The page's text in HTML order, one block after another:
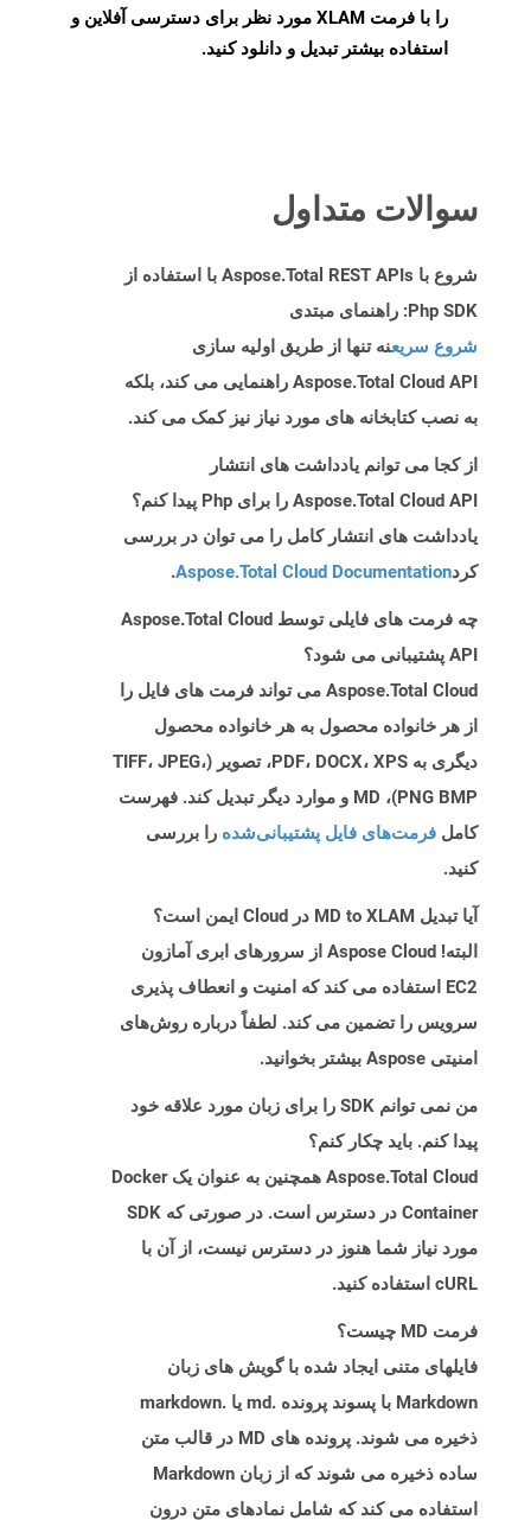
را با فرمت XLAM مورد نظر برای دسترسی آفلاین و
استفاده بیشتر تبدیل و دانلود کنید.
سوالات متداول
شروع با Aspose.Total REST APIs با استفاده از
Php SDK: راهنمای مبتدی
شروع سریعنه تنها از طریق اولیه سازی
Aspose.Total Cloud API راهنمایی می کند، بلکه
به نصب کتابخانه های مورد نیاز نیز کمک می کند.
از کجا می توانم یادداشت های انتشار
Aspose.Total Cloud API را برای Php پیدا کنم؟
یادداشت های انتشار کامل را می توان در بررسی
کردAspose.Total Cloud Documentation
.
چه فرمت های فایلی توسط Aspose.Total Cloud
API پشتیبانی می شود؟
Aspose.Total Cloud می تواند فرمت های فایل را
از هر خانواده محصول به هر خانواده محصول
دیگری به PDF، DOCX، XPS، تصویر (TIFF، JPEG،
PNG BMP)، MD و موارد دیگر تبدیل کند. فهرست
کامل فرمت‌های فایل پشتیبانی‌شده را بررسی
کنید.
آیا تبدیل MD to XLAM در Cloud ایمن است؟
البته! Aspose Cloud از سرورهای ابری آمازون
EC2 استفاده می کند که امنیت و انعطاف پذیری
سرویس را تضمین می کند. لطفاً درباره روش‌های
امنیتی Aspose بیشتر بخوانید.
من نمی توانم SDK را برای زبان مورد علاقه خود
پیدا کنم. باید چکار کنم؟
Aspose.Total Cloud همچنین به عنوان یک Docker
Container در دسترس است. در صورتی که SDK
مورد نیاز شما هنوز در دسترس نیست، از آن با
cURL استفاده کنید.
فرمت MD چیست؟
فایلهای متنی ایجاد شده با گویش های زبان
Markdown با پسوند پرونده .md یا .markdown
ذخیره می شوند. پرونده های MD در قالب متن
ساده ذخیره می شوند که از زبان Markdown
استفاده می کند که شامل نمادهای متن درون